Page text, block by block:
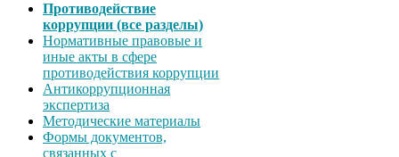
Противодействие
коррупции (все разделы)
Нормативные правовые и
иные акты в сфере
противодействия коррупции
Антикоррупционная
экспертиза
Методические материалы
Формы документов,
связанных с